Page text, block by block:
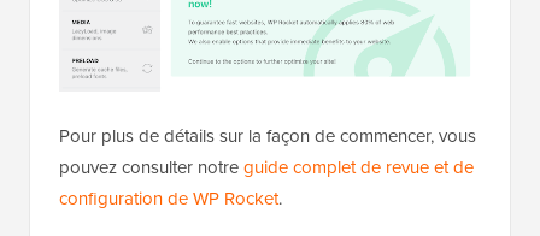
Pour plus de détails sur la façon de commencer, vous
pouvez consulter notreguide complet de revue et de
configuration de WP Rocket.